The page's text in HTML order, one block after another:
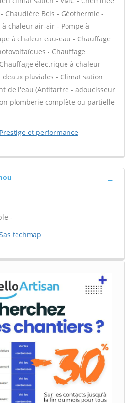
Chaudière Bois - Géothermie -
chaleur air-air - Pompe à
à chaleur eau-eau - Chauffage
- Chauffage
électrique à chaleur
pluviales - Climatisation
de l'eau (Antitartre - adoucisseur
plomberie complète ou partielle
Prestige et performance
-
Sas techmap